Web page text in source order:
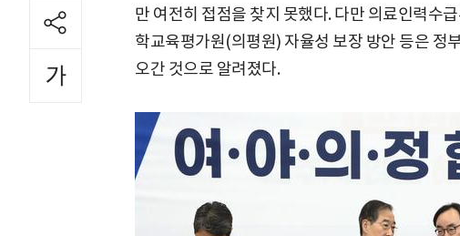
만 여전히 접점을 찾지 못했다. 다만 의료인력수
학교육평가원(의평원) 자율성 보장 방안 등은 정
오간 것으로 알려졌다.